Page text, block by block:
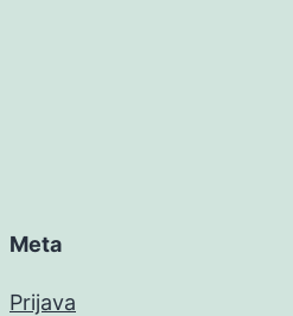
Meta
Prijava